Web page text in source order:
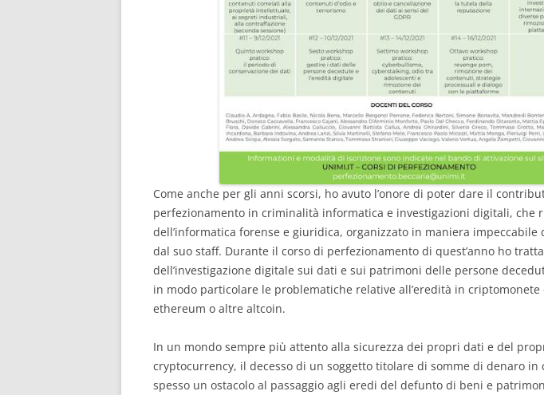
Come anche per gli anni scorsi, ho avuto l’onore di poter dare il
perfezionamento in criminalità informatica e investigazioni digitali, che
dell’informatica forense e giuridica, organizzato in maniera impeccabile
dal suo staff. Durante il corso di perfezionamento di quest’anno ho
dell’investigazione digitale sui dati e sui patrimoni delle persone
in modo particolare le problematiche relative all’eredità in criptomonete
ethereum o altre altcoin.
In un mondo sempre più attento alla sicurezza dei propri dati e del
cryptocurrency, il decesso di un soggetto titolare di somme di denaro in
spesso un ostacolo al passaggio agli eredi del defunto di beni e